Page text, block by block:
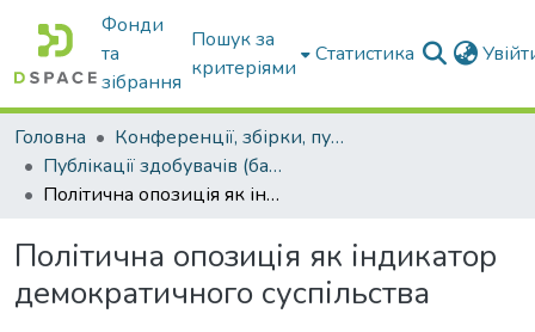
Фонди
та
зібрання
Пошук за
критеріями
Статистика
Головна
Конференції, збірки, публікації молодих вчених і здобувачів : магістрів, бакалаврів, аспірантів.
Публікації здобувачів (бакалаврів. магістрів, аспірантів)
Політична опозиція як індикатор демократичного суспільства
Політична опозиція як індикатор
демократичного суспільства